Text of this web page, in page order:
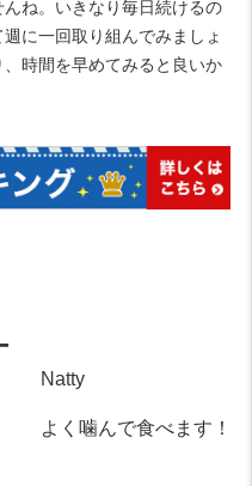
ね。いきなり毎日続けるの
に一回取り組んでみましょ
時間を早めてみると良いか
Natty
よく噛んで食べます！